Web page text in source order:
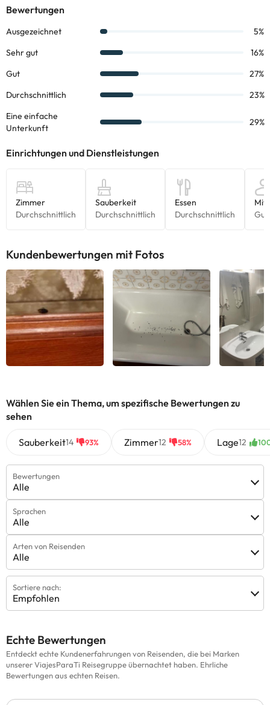
Höchstbetrag, der sieben Übernachtungen pro Person
Jahre.
können die Preise direkt in der Einrichtung überprüfen
Informationen können von der Unterkunft geändert werden.
Einige der aufgeführten Leistungen können kostenpflichtig sein.
Die entsprechenden Preise könnt ihr direkt bei der Unterkunft
erfragen. Alle Informationen auf dieser Seite können von der
uns.
Kundenbewertungen mit Fotos
Wählen Sie ein Thema, um spezifische Bewertungen zu
sehen
Sauberkeit14 93% Zimmer12 58% Lage12
Bewertungen
Alle
Sprachen
Alle
Arten von Reisenden
Alle
Sortiere nach:
Empfohlen
Echte Bewertungen
Entdeckt echte Kundenerfahrungen von Reisenden, die bei Marken
unserer ViajesParaTi Reisegruppe übernachtet haben. Ehrliche
Bewertungen aus echten Reisen.